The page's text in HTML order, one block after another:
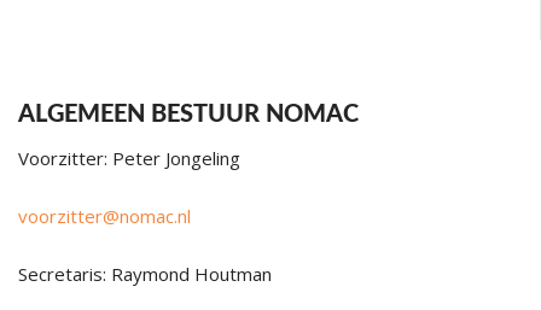
ALGEMEEN BESTUUR NOMAC
Voorzitter: Peter Jongeling
voorzitter@nomac.nl
Secretaris: Raymond Houtman